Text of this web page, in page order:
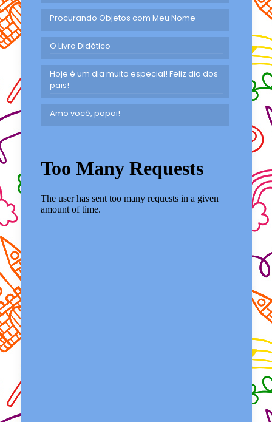
Procurando Objetos com Meu Nome
O Livro Didático
Hoje é um dia muito especial! Feliz dia dos
pais!
Amo você, papai!